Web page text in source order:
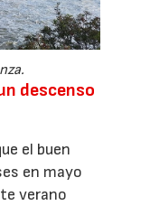
descenso
el buen
en mayo
verano